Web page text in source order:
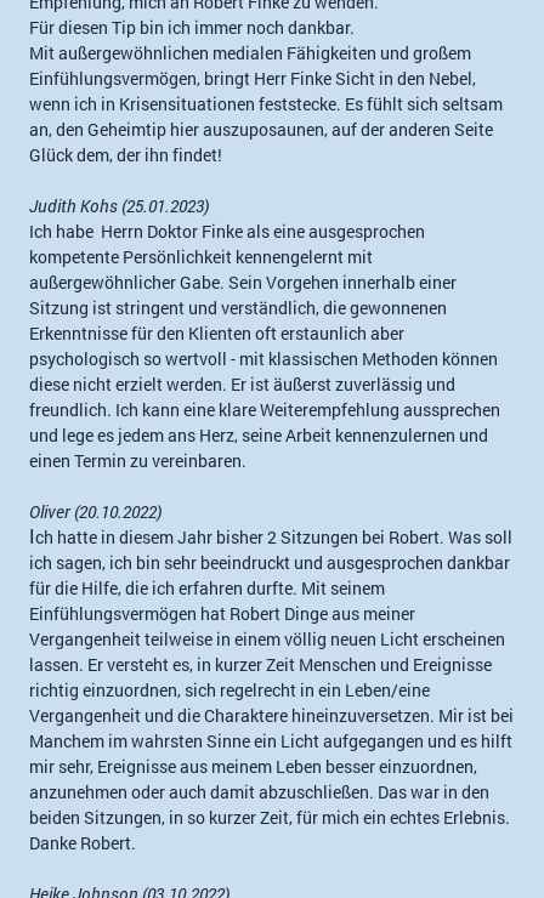
Für diesen Tip bin ich immer noch dankbar.
Mit außergewöhnlichen medialen Fähigkeiten und großem
Einfühlungsvermögen, bringt Herr Finke Sicht in den Nebel,
wenn ich in Krisensituationen feststecke. Es fühlt sich seltsam
an, den Geheimtip hier auszuposaunen, auf der anderen Seite
Glück dem, der ihn findet!
Judith Kohs (25.01.2023)
Ich habe Herrn Doktor Finke als eine ausgesprochen
kompetente Persönlichkeit kennengelernt mit
außergewöhnlicher Gabe. Sein Vorgehen innerhalb einer
Sitzung ist stringent und verständlich, die gewonnenen
Erkenntnisse für den Klienten oft erstaunlich aber
psychologisch so wertvoll - mit klassischen Methoden können
diese nicht erzielt werden. Er ist äußerst zuverlässig und
freundlich. Ich kann eine klare Weiterempfehlung aussprechen
und lege es jedem ans Herz, seine Arbeit kennenzulernen und
einen Termin zu vereinbaren.
Oliver (20.10.2022)
Ich hatte in diesem Jahr bisher 2 Sitzungen bei Robert. Was soll
ich sagen, ich bin sehr beeindruckt und ausgesprochen dankbar
für die Hilfe, die ich erfahren durfte. Mit seinem
Einfühlungsvermögen hat Robert Dinge aus meiner
Vergangenheit teilweise in einem völlig neuen Licht erscheinen
lassen. Er versteht es, in kurzer Zeit Menschen und Ereignisse
richtig einzuordnen, sich regelrecht in ein Leben/eine
Vergangenheit und die Charaktere hineinzuversetzen. Mir ist bei
Manchem im wahrsten Sinne ein Licht aufgegangen und es hilft
mir sehr, Ereignisse aus meinem Leben besser einzuordnen,
anzunehmen oder auch damit abzuschließen. Das war in den
beiden Sitzungen, in so kurzer Zeit, für mich ein echtes Erlebnis.
Danke Robert.